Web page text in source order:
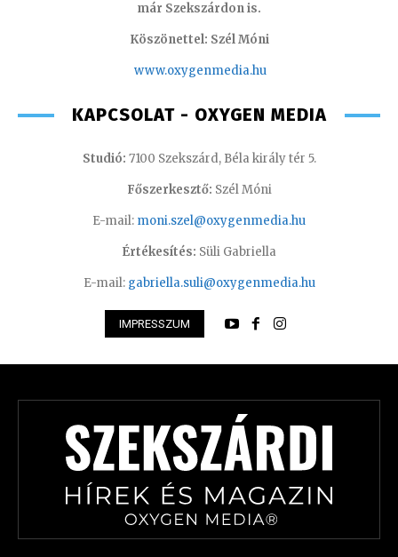
már Szekszárdon is.
Köszönettel: Szél Móni
www.oxygenmedia.hu
KAPCSOLAT - OXYGEN MEDIA
Studió: 7100 Szekszárd, Béla király tér 5.
Főszerkesztő: Szél Móni
E-mail: moni.szel@oxygenmedia.hu
Értékesítés: Süli Gabriella
E-mail: gabriella.suli@oxygenmedia.hu
IMPRESSZUM